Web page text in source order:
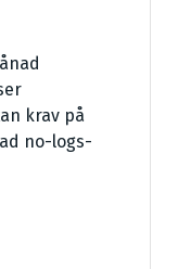
krav på
no-logs-